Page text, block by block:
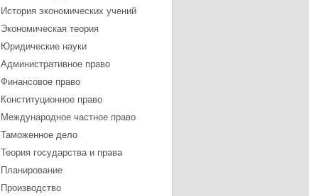
История экономических учений
Экономическая теория
Юридические науки
Административное право
Финансовое право
Конституционное право
Международное частное право
Таможенное дело
Теория государства и права
Планирование
Производство